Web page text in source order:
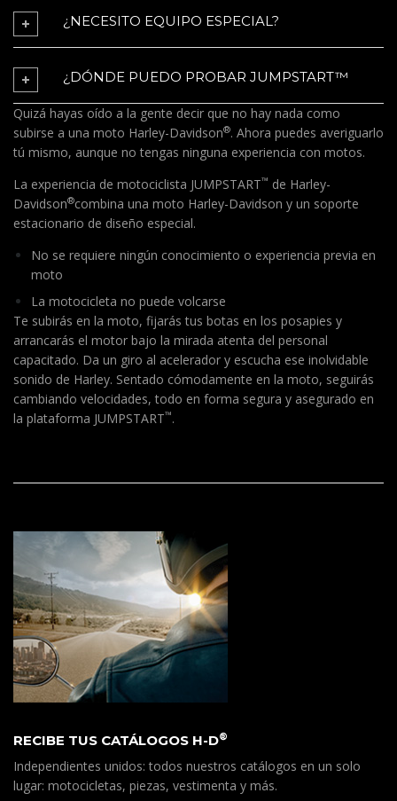
¿NECESITO EQUIPO ESPECIAL?
¿DÓNDE PUEDO PROBAR JUMPSTART™
Quizá hayas oído a la gente decir que no hay nada como
subirse a una moto Harley-Davidson®. Ahora puedes averiguarlo
tú mismo, aunque no tengas ninguna experiencia con motos.
La experiencia de motociclista JUMPSTART™ de Harley-
Davidson®combina una moto Harley-Davidson y un soporte
estacionario de diseño especial.
No se requiere ningún conocimiento o experiencia previa en
moto
La motocicleta no puede volcarse
Te subirás en la moto, fijarás tus botas en los posapies y
arrancarás el motor bajo la mirada atenta del personal
capacitado. Da un giro al acelerador y escucha ese inolvidable
sonido de Harley. Sentado cómodamente en la moto, seguirás
cambiando velocidades, todo en forma segura y asegurado en
la plataforma JUMPSTART™.
RECIBE TUS CATÁLOGOS H-D®
Independientes unidos: todos nuestros catálogos en un solo
lugar: motocicletas, piezas, vestimenta y más.